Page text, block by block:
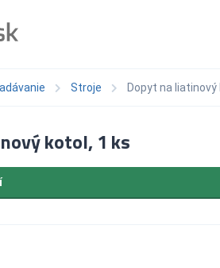
Stroje Dopyt na liatinový
kotol, 1 ks